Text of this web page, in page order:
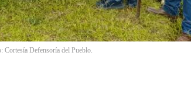
Cortesía Defensoría del Pueblo.